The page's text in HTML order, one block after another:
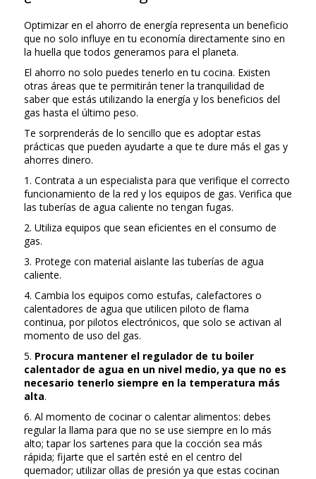
Optimizar en el ahorro de energía representa un beneficio
que no solo influye en tu economía directamente sino en
la huella que todos generamos para el planeta.
El ahorro no solo puedes tenerlo en tu cocina. Existen
otras áreas que te permitirán tener la tranquilidad de
saber que estás utilizando la energía y los beneficios del
gas hasta el último peso.
Te sorprenderás de lo sencillo que es adoptar estas
prácticas que pueden ayudarte a que te dure más el gas y
ahorres dinero.
1. Contrata a un especialista para que verifique el correcto
funcionamiento de la red y los equipos de gas. Verifica que
las tuberías de agua caliente no tengan fugas.
2. Utiliza equipos que sean eficientes en el consumo de
gas.
3. Protege con material aislante las tuberías de agua
caliente.
4. Cambia los equipos como estufas, calefactores o
calentadores de agua que utilicen piloto de flama
continua, por pilotos electrónicos, que solo se activan al
momento de uso del gas.
5. Procura mantener el regulador de tu boiler
calentador de agua en un nivel medio, ya que no es
necesario tenerlo siempre en la temperatura más
alta.
6. Al momento de cocinar o calentar alimentos: debes
regular la llama para que no se use siempre en lo más
alto; tapar los sartenes para que la cocción sea más
rápida; fijarte que el sartén esté en el centro del
quemador; utilizar ollas de presión ya que estas cocinan